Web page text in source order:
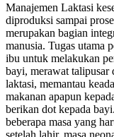
Manajemen Laktasi
diproduksi sampai
merupakan bagian
manusia. Tugas utama
ibu untuk melakukan
bayi, merawat talipusar
laktasi, memantau
makanan apapun
berikan dot kepada
beberapa masa yang
setelah lahir, masa